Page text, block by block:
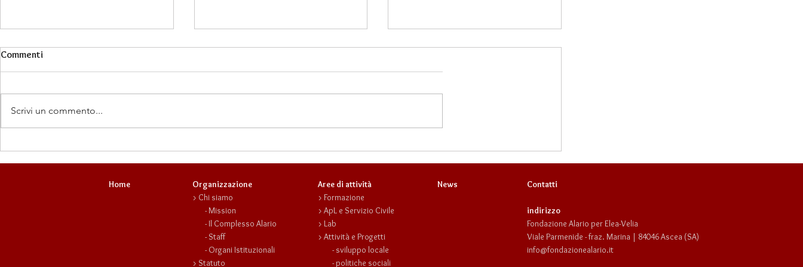
Commenti
Scrivi un commento...
Home
Organizzazione
> Chi siamo
-Mission
- Il Complesso Alario
- Staff
- Organi Istituzionali
> Statuto
Aree di attività
> Formazione
> ApL e Servizio Civile
> Lab
> Attività e Progetti
- sviluppo locale
-politiche sociali
News Contatti
indirizzo
Fondazione Alario per Elea-Velia
Viale Parmenide - fraz. Marina | 84046 Ascea (SA)
info@fondazionealario.it